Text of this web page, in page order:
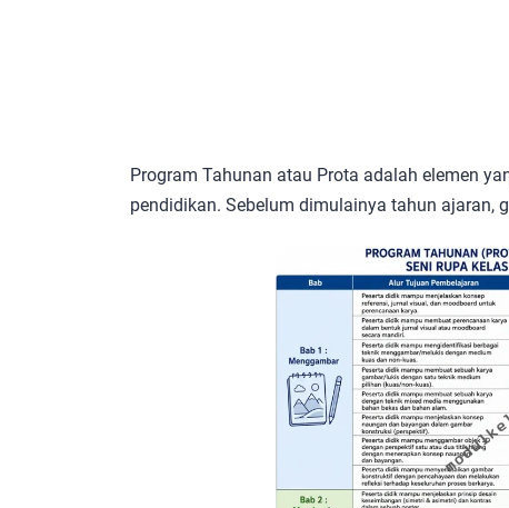
Program Tahunan atau Prota adalah elemen
pendidikan. Sebelum dimulainya tahun ajaran,